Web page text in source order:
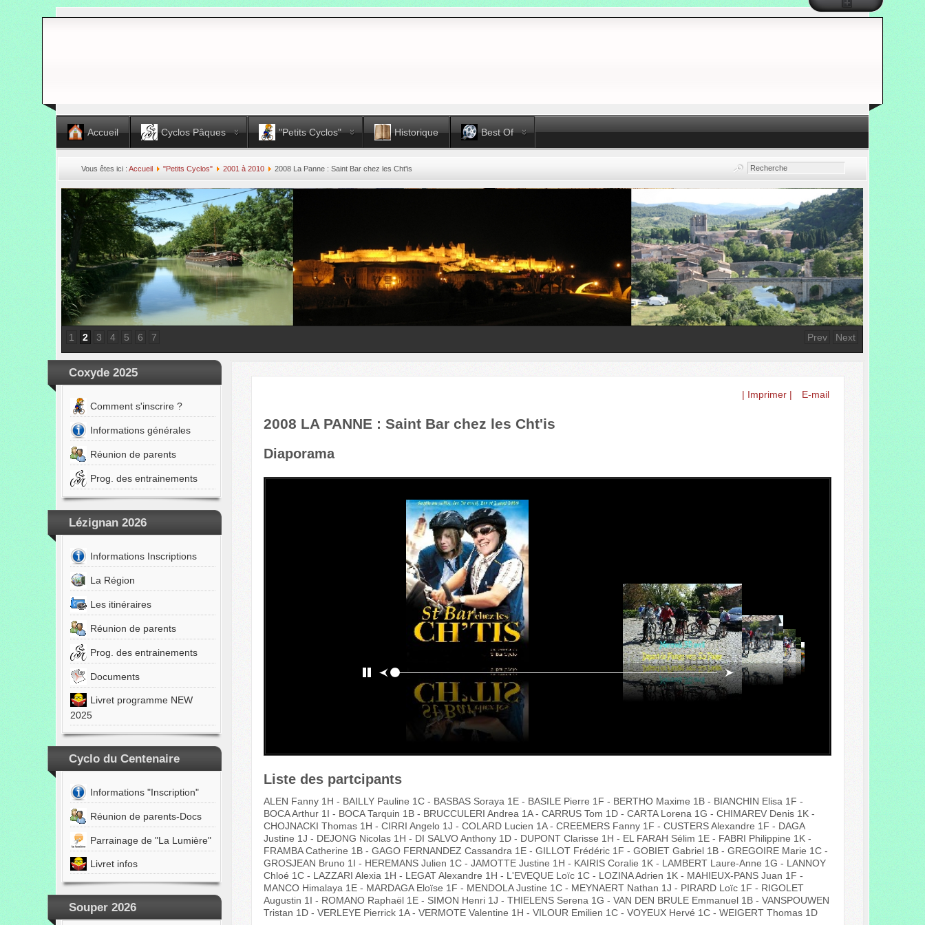
Accueil Cyclos Pâques "Petits Cyclos" Historique Best Of
Vous êtes ici :Accueil "Petits Cyclos" 2001 à 2010 2008 La Panne : Saint Bar chez les Cht'is
Next
Prev
1 2 3 4 5 6 7
Coxyde 2025
Comment s'inscrire ?
Informations générales
Réunion de parents
Prog. des entrainements
Lézignan 2026
Informations Inscriptions
La Région
Les itinéraires
Réunion de parents
Prog. des entrainements
Documents
Livret programme NEW
2025
Cyclo du Centenaire
Informations "Inscription"
Réunion de parents-Docs
Parrainage de "La Lumière"
Livret infos
Souper 2026
| Imprimer | E-mail
2008 LA PANNE : Saint Bar chez les Cht'is
Diaporama
Liste des partcipants
ALEN Fanny 1H - BAILLY Pauline 1C - BASBAS Soraya 1E - BASILE Pierre 1F - BERTHO Maxime 1B - BIANCHIN Elisa 1F -
BOCA Arthur 1I - BOCA Tarquin 1B - BRUCCULERI Andrea 1A - CARRUS Tom 1D - CARTA Lorena 1G - CHIMAREV Denis 1K -
CHOJNACKI Thomas 1H - CIRRI Angelo 1J - COLARD Lucien 1A - CREEMERS Fanny 1F - CUSTERS Alexandre 1F - DAGA
Justine 1J - DEJONG Nicolas 1H - DI SALVO Anthony 1D - DUPONT Clarisse 1H - EL FARAH Sélim 1E - FABRI Philippine 1K -
FRAMBA Catherine 1B - GAGO FERNANDEZ Cassandra 1E - GILLOT Frédéric 1F - GOBIET Gabriel 1B - GREGOIRE Marie 1C -
GROSJEAN Bruno 1I - HEREMANS Julien 1C - JAMOTTE Justine 1H - KAIRIS Coralie 1K - LAMBERT Laure-Anne 1G - LANNOY
Chloé 1C - LAZZARI Alexia 1H - LEGAT Alexandre 1H - L'EVEQUE Loïc 1C - LOZINA Adrien 1K - MAHIEUX-PANS Juan 1F -
MANCO Himalaya 1E - MARDAGA Eloïse 1F - MENDOLA Justine 1C - MEYNAERT Nathan 1J - PIRARD Loïc 1F - RIGOLET
Augustin 1I - ROMANO Raphaël 1E - SIMON Henri 1J - THIELENS Serena 1G - VAN DEN BRULE Emmanuel 1B - VANSPOUWEN
Tristan 1D - VERLEYE Pierrick 1A - VERMOTE Valentine 1H - VILOUR Emilien 1C - VOYEUX Hervé 1C - WEIGERT Thomas 1D